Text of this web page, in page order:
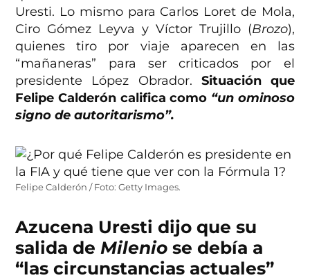
Uresti. Lo mismo para Carlos Loret de Mola,
Ciro Gómez Leyva y Víctor Trujillo (Brozo),
quienes tiro por viaje aparecen en las
“mañaneras” para ser criticados por el
presidente López Obrador. Situación que
Felipe Calderón califica como “un ominoso
signo de autoritarismo”.
Felipe Calderón / Foto: Getty Images.
Azucena Uresti dijo que su
salida deMilenio se debía a
“las circunstancias actuales”